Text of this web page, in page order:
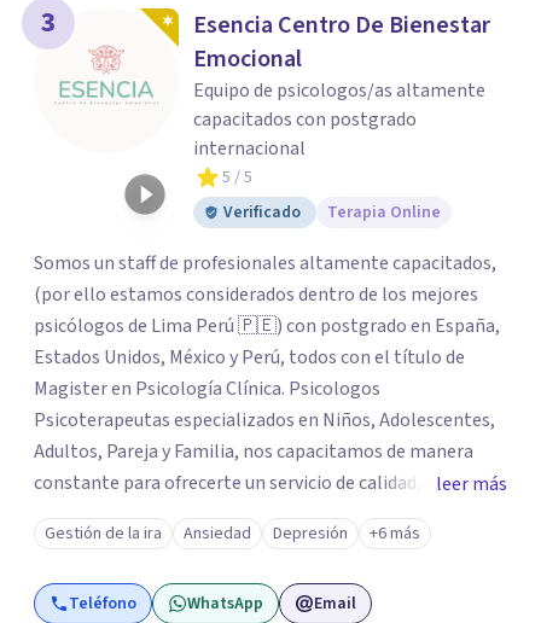
3
Esencia Centro De Bienestar
Emocional
Equipo de psicologos/as altamente
capacitados con postgrado
internacional
5 / 5
Verificado
Terapia Online
Somos un staff de profesionales altamente capacitados,
(por ello estamos considerados dentro de los mejores
psicólogos de Lima Perú 🇵🇪) con postgrado en España,
Estados Unidos, México y Perú, todos con el título de
Magister en Psicología Clínica. Psicologos
Psicoterapeutas especializados en Niños, Adolescentes,
Adultos, Pareja y Familia, nos capacitamos de manera
constante para ofrecerte un servicio de calidad, todo el
equipo se esfuerza mucho por brindarte el apoyo que
tanto necesitas, acompañarte desde el lado humano y
con técnicas/herramientas psicoterapéuticas Contamos
con 9 sedes en Lima Perú 🇵🇪: San Borja, Surco,
leer más
Gestión de la ira Ansiedad Depresión +6 más
Teléfono WhatsApp Email